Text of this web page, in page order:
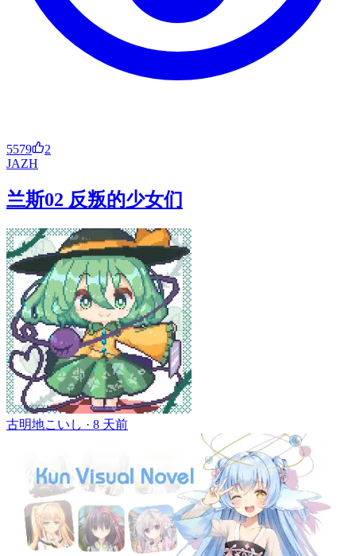
5579
2
JAZH
兰斯02 反叛的少女们
古明地こいし · 8 天前